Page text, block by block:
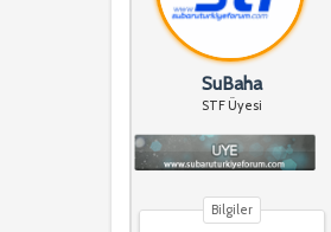
SuBaha
STF Üyesi
Bilgiler